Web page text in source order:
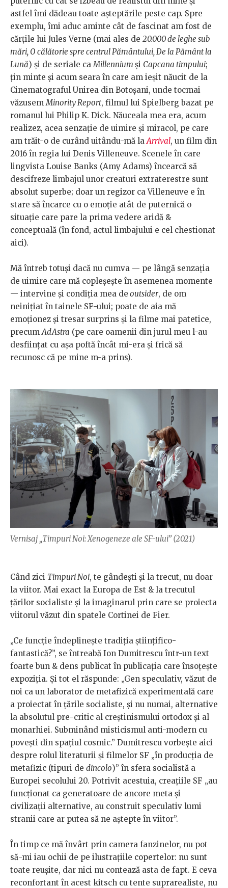
astfel îmi dădeau toate așteptările peste cap. Spre
exemplu, îmi aduc aminte cât de fascinat am fost de
cărțile lui Jules Verne (mai ales de 20.000 de leghe sub
mări, O călătorie spre centrul Pământului, De la Pământ la
Lună) și de seriale caMillennium și Capcana timpului;
țin minte și acum seara în care am ieșit năucit de la
Cinematograful Unirea din Botoșani, unde tocmai
văzusemMinority Report, filmul lui Spielberg bazat pe
romanul lui Philip K. Dick. Năuceala mea era, acum
realizez, acea senzație de uimire și miracol, pe care
am trăit-o de curând uitându-mă laArrival, un film din
2016 în regia lui Denis Villeneuve. Scenele în care
lingvista Louise Banks (Amy Adams) încearcă să
descifreze limbajul unor creaturi extraterestre sunt
absolut superbe; doar un regizor ca Villeneuve e în
stare să încarce cu o emoție atât de puternică o
situație care pare la prima vedere aridă &
conceptuală (în fond, actul limbajului e cel chestionat
aici).
Mă întreb totuși dacă nu cumva — pe lângă senzația
de uimire care mă copleșește în asemenea momente
— intervine și condiția mea de outsider, de om
neinițiat în tainele SF-ului; poate de aia mă
emoționez și tresar surprins și la filme mai patetice,
precumAdAstra (pe care oamenii din jurul meu l-au
desființat cu așa poftă încât mi-era și frică să
recunosc că pe mine m-a prins).
Vernisaj „Timpuri Noi: Xenogeneze ale SF-ului” (2021)
Când zici Timpuri Noi, te gândești și la trecut, nu doar
la viitor. Mai exact la Europa de Est & la trecutul
țărilor socialiste și la imaginarul prin care se proiecta
viitorul văzut din spatele Cortinei de Fier.
„Ce funcție îndeplinește tradiția științifico-
fantastică?”, se întreabă Ion Dumitrescu într-un text
foarte bun & dens publicat în publicația care însoțește
expoziția. Și tot el răspunde: „Gen speculativ, văzut de
noi ca un laborator de metafizică experimentală care
a proiectat în țările socialiste, și nu numai, alternative
la absolutul pre-critic al creștinismului ortodox și al
monarhiei. Subminând misticismul anti-modern cu
povești din spațiul cosmic.” Dumitrescu vorbește aici
despre rolul literaturii și filmelor SF „în producția de
metafizic (tipuri de dincolo)” în sfera socialistă a
Europei secolului 20. Potrivit acestuia, creațiile SF „au
funcționat ca generatoare de ancore meta și
civilizații alternative, au construit speculativ lumi
stranii care ar putea să ne aștepte în viitor”.
În timp ce mă învârt prin camera fanzinelor, nu pot
să-mi iau ochii de pe ilustrațiile copertelor: nu sunt
toate reușite, dar nici nu contează asta de fapt. E ceva
reconfortant în acest kitsch cu tente suprarealiste, nu